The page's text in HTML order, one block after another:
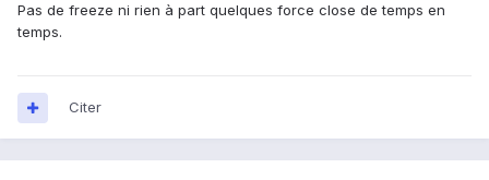
Pas de freeze ni rien à part quelques force close de temps en
temps.
Citer